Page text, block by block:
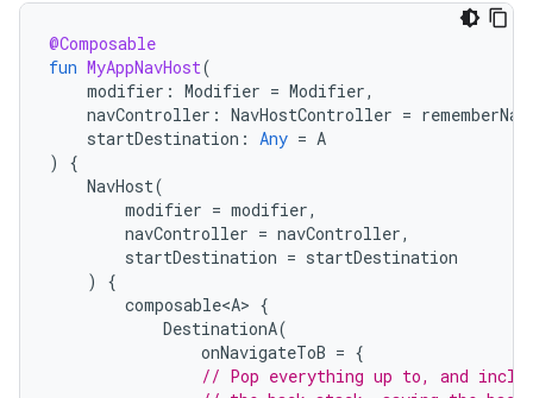
@Composable
fun MyAppNavHost(
modifier : Modifier = Modifier,
navController : NavHostController =
startDestination : Any = A
)
{
NavHost(
modifier = modifier,
navController = navController,
startDestination = startDestination
)
{
composable<A> {
DestinationA(
onNavigateToB = {
// Pop everything up to, and